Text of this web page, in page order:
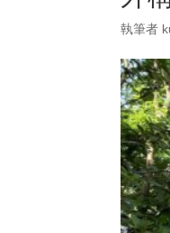
執筆者